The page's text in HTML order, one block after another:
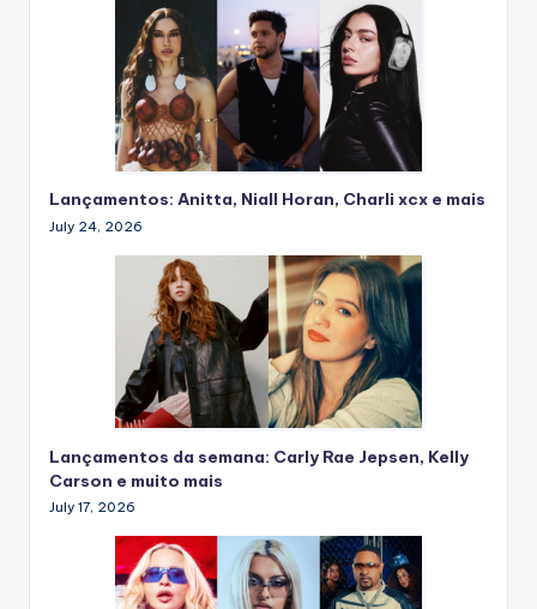
Lançamentos: Anitta, Niall Horan, Charli xcx e mais
July 24, 2026
Lançamentos da semana: Carly Rae Jepsen, Kelly
Carson e muito mais
July 17, 2026